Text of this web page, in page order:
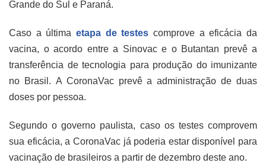
Grande do Sul e Paraná.
Caso a última etapa de testes comprove a eficácia da
vacina, o acordo entre a Sinovac e o Butantan prevê a
transferência de tecnologia para produção do imunizante
no Brasil. A CoronaVac prevê a administração de duas
doses por pessoa.
Segundo o governo paulista, caso os testes comprovem
sua eficácia, a CoronaVac já poderia estar disponível para
vacinação de brasileiros a partir de dezembro deste ano.